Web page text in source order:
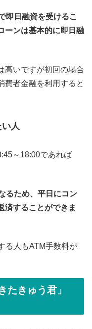
即日融資を受けるこ
ーンは基本的に即日融
高いですが初回の場合
費者金融を利用すると
人
～18:00であれば
るため、平日にコン
済することができま
る人もATM手数料が
たきゅう君」